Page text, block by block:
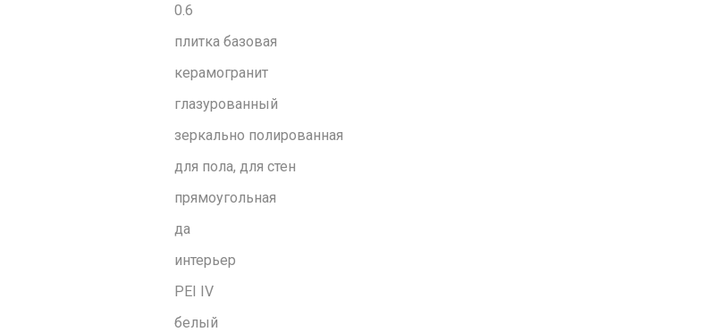
0.6
плитка базовая
керамогранит
глазурованный
зеркально полированная
для пола, для стен
прямоугольная
да
интерьер
PEI IV
белый